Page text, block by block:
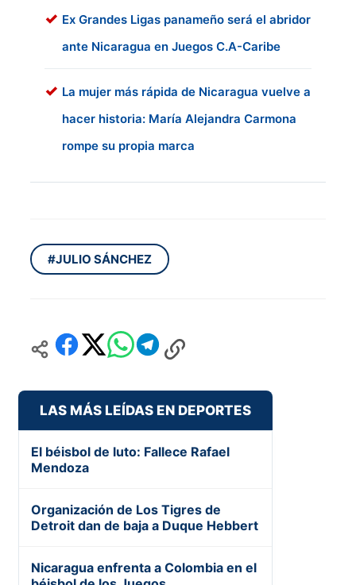
Ex Grandes Ligas panameño será el abridor
ante Nicaragua en Juegos C.A-Caribe
La mujer más rápida de Nicaragua vuelve a
hacer historia: María Alejandra Carmona
rompe su propia marca
#JULIO SÁNCHEZ
LAS MÁS LEÍDAS EN DEPORTES
El béisbol de luto: Fallece Rafael
Mendoza
Organización de Los Tigres de
Detroit dan de baja a Duque Hebbert
Nicaragua enfrenta a Colombia en el